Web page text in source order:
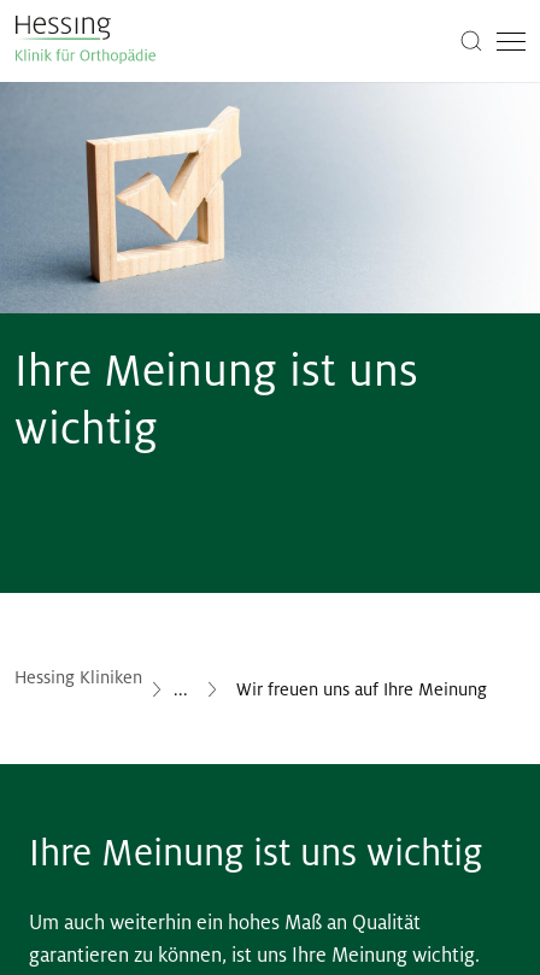
Ihre Meinung ist uns
wichtig
Hessing Kliniken
... Wir freuen uns auf Ihre Meinung
Ihre Meinung ist uns wichtig
Um auch weiterhin ein hohes Maß an Qualität
garantieren zu können, ist uns Ihre Meinung wichtig.